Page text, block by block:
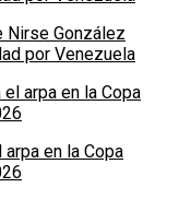
Nirse González
por Venezuela
en la Copa